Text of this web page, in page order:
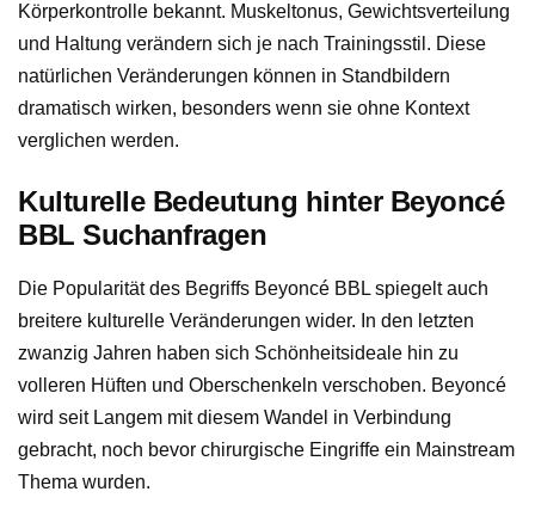
Körperkontrolle bekannt. Muskeltonus, Gewichtsverteilung
und Haltung verändern sich je nach Trainingsstil. Diese
natürlichen Veränderungen können in Standbildern
dramatisch wirken, besonders wenn sie ohne Kontext
verglichen werden.
Kulturelle Bedeutung hinter Beyoncé
BBL Suchanfragen
Die Popularität des Begriffs Beyoncé BBL spiegelt auch
breitere kulturelle Veränderungen wider. In den letzten
zwanzig Jahren haben sich Schönheitsideale hin zu
volleren Hüften und Oberschenkeln verschoben. Beyoncé
wird seit Langem mit diesem Wandel in Verbindung
gebracht, noch bevor chirurgische Eingriffe ein Mainstream
Thema wurden.